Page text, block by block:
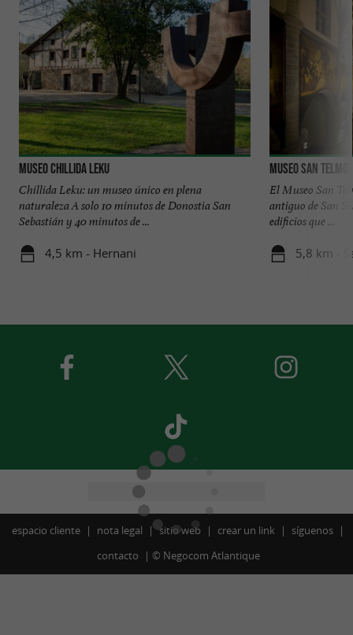
MUSEO Chillida Leku
Chillida Leku: un museo único en plena
naturaleza A solo 10 minutos de Donostia San
Sebastián y 40 minutos de ...
4,5 km - Hernani
Museo San Telmo
El Museo San
antiguo de San
edificios que ...
5,8 km -
espacio cliente nota legal sitio web crear un link
síguenos
contacto
© Negocom Atlantique